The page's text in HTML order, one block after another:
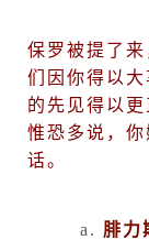
保罗被提了
们因你得以
的先见得以
惟恐多说，
话。
a. 腓力